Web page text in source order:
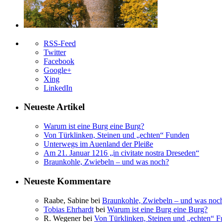
RSS-Feed
Twitter
Facebook
Google+
Xing
LinkedIn
Neueste Artikel
Warum ist eine Burg eine Burg?
Von Türklinken, Steinen und „echten“ Funden
Unterwegs im Auenland der Pleiße
Am 21. Januar 1216 „in civitate nostra Dreseden“
Braunkohle, Zwiebeln – und was noch?
Neueste Kommentare
Raabe, Sabine bei Braunkohle, Zwiebeln – und was
Tobias Ehrhardt bei Warum ist eine Burg eine Burg?
R. Wegenerbei Von Türklinken, Steinen und „echten“